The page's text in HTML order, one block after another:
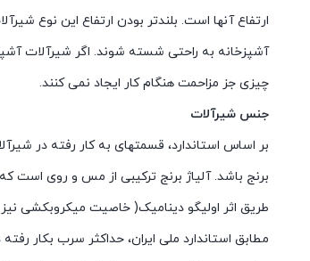
ارتفاع آنها است. بلندتر بودن ارتفاع این نوع
آشپزخانه به راحتی شسته شوند. اگر شیرآلات
چیزی جز مزاحمت هنگام کار ایجاد نمی کنند.
جنس شیرآلات
بر اساس استاندارد، قسمتهای به کار رفته در
برنج باشد. آلیاژ برنج ترکیبی از مس و روی است
طریق اثر اولیگو دینامیک( خاصیت میکروبکشی
مطابق استاندارد ملی ایران، حداکثر سرب بکار